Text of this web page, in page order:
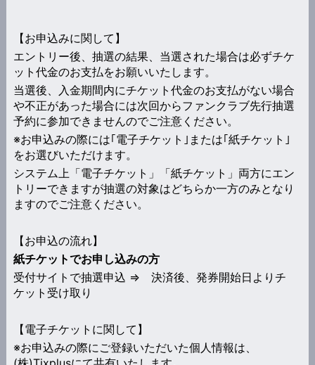
【お申込みに関して】
エントリー後、抽選の結果、当選された場合は必ずチケ
ット代金のお支払をお願いいたします。
当選後、入金期間内にチケット代金のお支払がない場合
や不正があった場合には次回からファンクラブ先行抽選
予約に参加できませんのでご注意ください。
※お申込みの際には｢電子チケット｣または｢紙チケット｣
をお選びいただけます。
システム上「電子チケット」「紙チケット」両方にエン
トリーできますが抽選の対象はどちらか一方のみとなり
ますのでご注意ください。
【お申込の流れ】
紙チケットでお申し込みの方
受付サイトで抽選申込 ⇒ 決済後、発券開始日よりチ
ケット受け取り
【電子チケットに関して】
※お申込みの際にご登録いただいた個人情報は、